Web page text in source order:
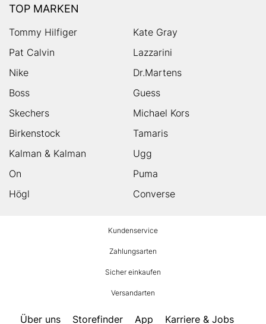
TOP MARKEN
Tommy Hilfiger
Kate Gray
Pat Calvin
Lazzarini
Nike
Dr.Martens
Boss
Guess
Skechers
Michael Kors
Birkenstock
Tamaris
Kalman & Kalman
Ugg
On
Puma
Högl
Converse
Kundenservice
Zahlungsarten
Sicher einkaufen
Versandarten
Über uns Storefinder App Karriere & Jobs